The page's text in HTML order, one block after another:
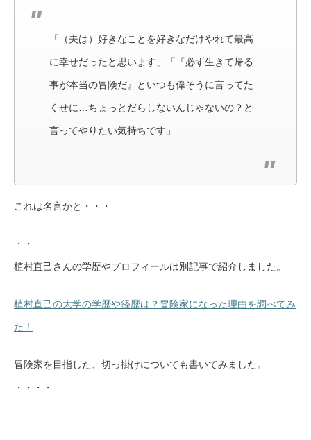
「（夫は）好きなことを好きなだけやれて最高
に幸せだったと思います」「『必ず生きて帰る
事が本当の冒険だ』といつも偉そうに言ってた
くせに…ちょっとだらしないんじゃないの？と
言ってやりたい気持ちです」
これは名言かと・・・
・・
植村直己さんの学歴やプロフィールは別記事で紹介しました。
植村直己の大学の学歴や経歴は？冒険家になった理由を調べてみ
た！
冒険家を目指した、切っ掛けについても書いてみました。
・・・・